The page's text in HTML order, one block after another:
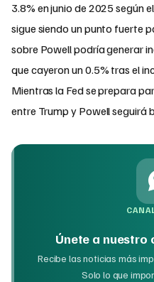
3.8% en junio de 2025 según
sigue siendo un punto fuerte
sobre Powell podría generar
que cayeron un 0.5% tras el
Mientras la Fed se prepara
entre Trump y Powell seguirá
Únete a nuestro
Recibe las noticias más
Solo lo que